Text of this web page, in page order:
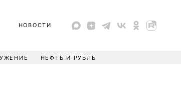
НОВОСТИ
НЕФТЬ И РУБЛЬ